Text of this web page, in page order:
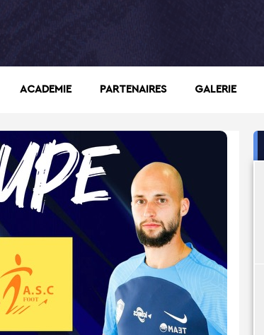
ACADEMIE PARTENAIRES GALERIE